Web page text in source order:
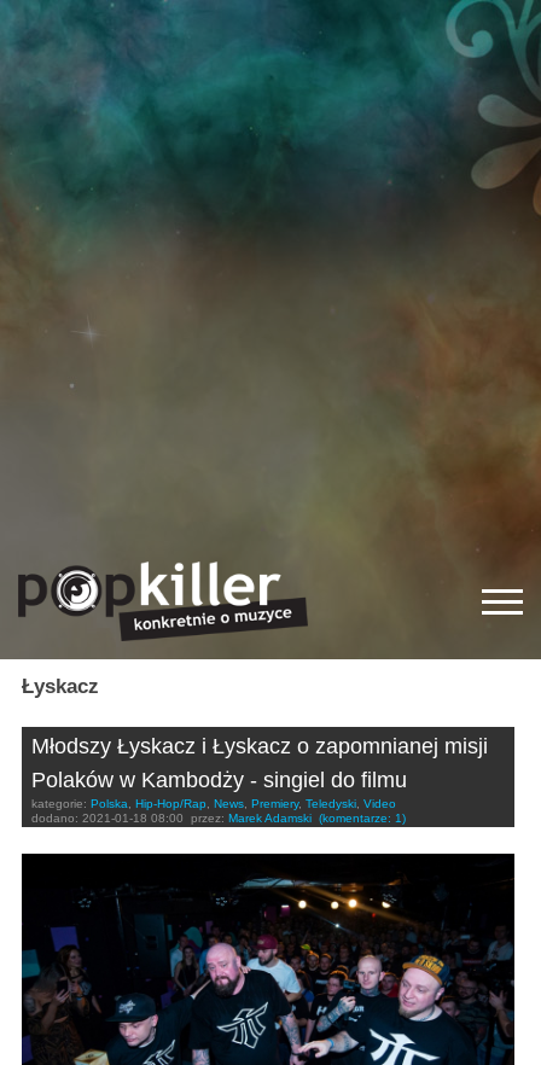
Łyskacz
Młodszy Łyskacz i Łyskacz o zapomnianej misji
Polaków w Kambodży - singiel do filmu
kategorie: Polska, Hip-Hop/Rap, News, Premiery, Teledyski, Video
dodano: 2021-01-18 08:00 przez: Marek Adamski (komentarze: 1)